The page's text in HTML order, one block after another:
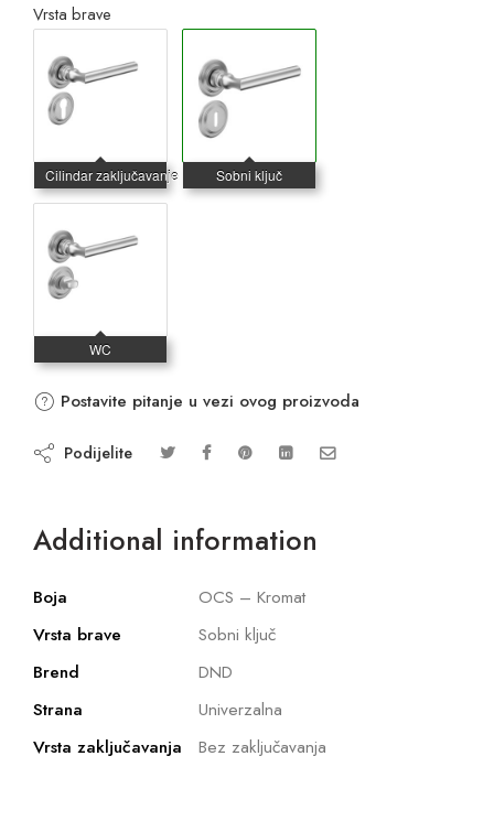
Vrsta brave
Postavite pitanje u vezi ovog proizvoda
Podijelite
Additional information
Boja
OCS – Kromat
Vrsta brave
Sobni ključ
Brend
DND
Strana
Univerzalna
Vrsta zaključavanja
Bez zaključavanja